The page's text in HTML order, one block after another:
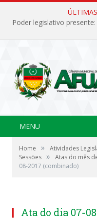
MENU
Home » Atividades
Sessões » Atas do mês
08-2017 (combinado)
Ata do dia 07-